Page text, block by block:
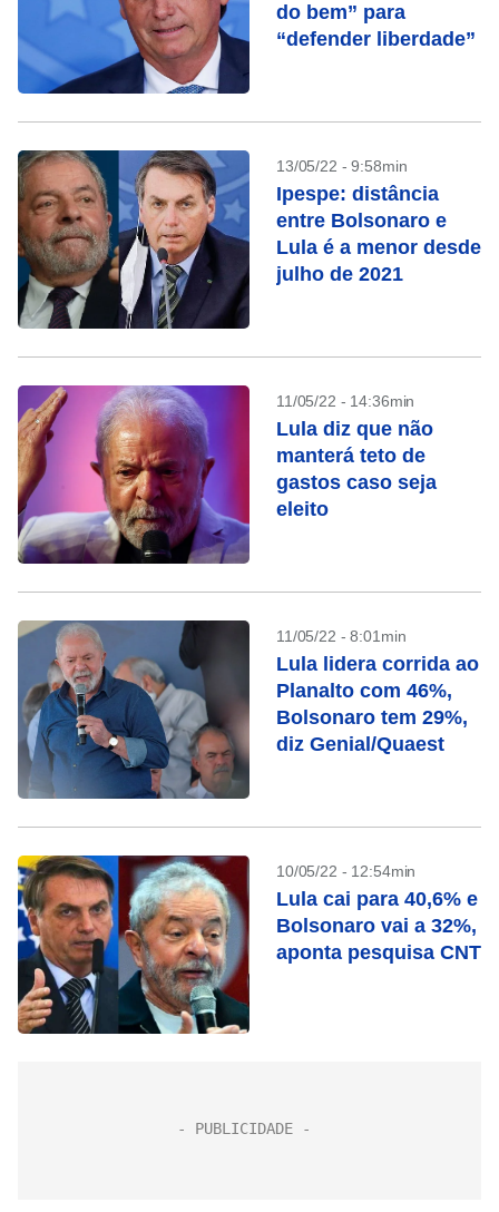
do bem” para
“defender liberdade”
13/05/22 - 9:58min
Ipespe: distância
entre Bolsonaro e
Lula é a menor desde
julho de 2021
11/05/22 - 14:36min
Lula diz que não
manterá teto de
gastos caso seja
eleito
11/05/22 - 8:01min
Lula lidera corrida ao
Planalto com 46%,
Bolsonaro tem 29%,
diz Genial/Quaest
10/05/22 - 12:54min
Lula cai para 40,6% e
Bolsonaro vai a 32%,
aponta pesquisa CNT